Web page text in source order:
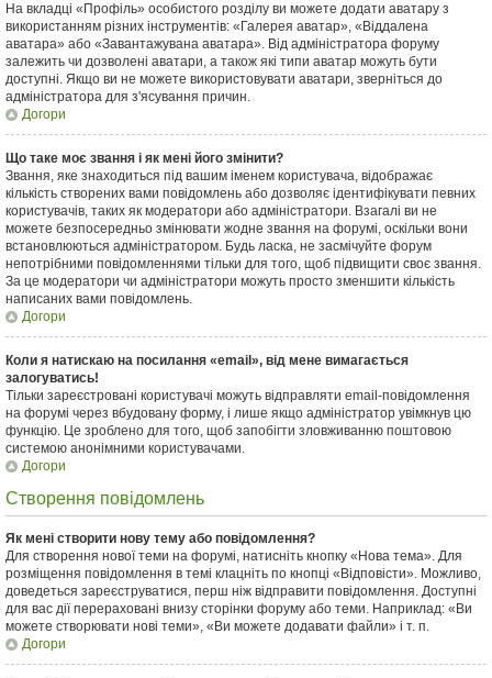
На вкладці «Профіль» особистого розділу ви можете додати аватару з
використанням різних інструментів: «Галерея аватар», «Віддалена
аватара» або «Завантажувана аватара». Від адміністратора форуму
залежить чи дозволені аватари, а також які типи аватар можуть бути
доступні. Якщо ви не можете використовувати аватари, зверніться до
адміністратора для з'ясування причин.
Догори
Що таке моє звання і як мені його змінити?
Звання, яке знаходиться під вашим іменем користувача, відображає
кількість створених вами повідомлень або дозволяє ідентифікувати певних
користувачів, таких як модератори або адміністратори. Взагалі ви не
можете безпосередньо змінювати жодне звання на форумі, оскільки вони
встановлюються адміністратором. Будь ласка, не засмічуйте форум
непотрібними повідомленнями тільки для того, щоб підвищити своє звання.
За це модератори чи адміністратори можуть просто зменшити кількість
написаних вами повідомлень.
Догори
Коли я натискаю на посилання «email», від мене вимагається
залогуватись!
Тільки зареєстровані користувачі можуть відправляти email-повідомлення
на форумі через вбудовану форму, і лише якщо адміністратор увімкнув цю
функцію. Це зроблено для того, щоб запобігти зловживанню поштовою
системою анонімними користувачами.
Догори
Створення повідомлень
Як мені створити нову тему або повідомлення?
Для створення нової теми на форумі, натисніть кнопку «Нова тема». Для
розміщення повідомлення в темі клацніть по кнопці «Відповісти». Можливо,
доведеться зареєструватися, перш ніж відправити повідомлення. Доступні
для вас дії перераховані внизу сторінки форуму або теми. Наприклад: «Ви
можете створювати нові теми», «Ви можете додавати файли» і т. п.
Догори